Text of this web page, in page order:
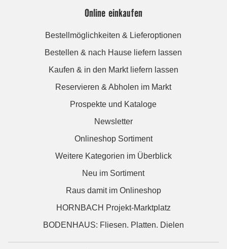
Online einkaufen
Bestellmöglichkeiten & Lieferoptionen
Bestellen & nach Hause liefern lassen
Kaufen & in den Markt liefern lassen
Reservieren & Abholen im Markt
Prospekte und Kataloge
Newsletter
Onlineshop Sortiment
Weitere Kategorien im Überblick
Neu im Sortiment
Raus damit im Onlineshop
HORNBACH Projekt-Marktplatz
BODENHAUS: Fliesen. Platten. Dielen